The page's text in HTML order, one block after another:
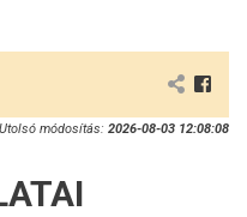
Utolsó módosítás: 2026-08-03 12:08:08